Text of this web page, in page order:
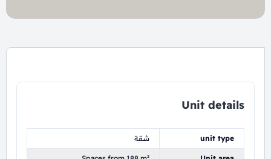
Unit details
unit type شقة